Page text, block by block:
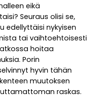
eikä
Seuraus olisi se,
edellyttäisi nykyisen
tai vaihtoehtoisesti
hoitaa
Porin
hyvin tähän
muutoksen
raskas.